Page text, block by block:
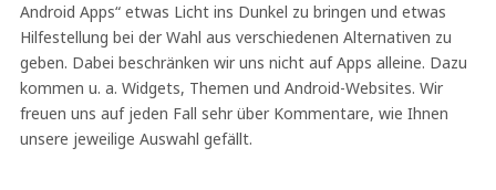
Android Apps“ etwas Licht ins Dunkel zu bringen und etwas
Hilfestellung bei der Wahl aus verschiedenen Alternativen zu
geben. Dabei beschränken wir uns nicht auf Apps alleine. Dazu
kommen u. a. Widgets, Themen und Android-Websites. Wir
freuen uns auf jeden Fall sehr über Kommentare, wie Ihnen
unsere jeweilige Auswahl gefällt.